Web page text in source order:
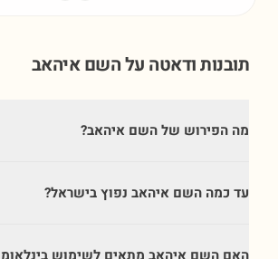
תובנות ודאטה על השםאיהאב
מה הפירוש של השם איהאב?
עד כמה השם איהאב נפוץ בישראל?